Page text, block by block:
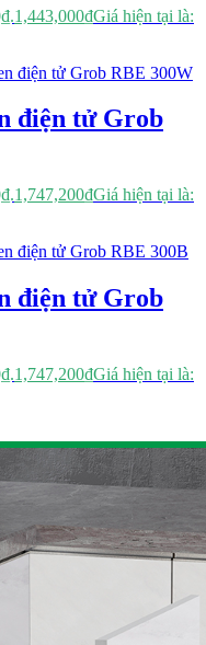
1,443,000₫Giá hiện tại là:
điện tử Grob
1,747,200₫Giá hiện tại là:
điện tử Grob
1,747,200₫Giá hiện tại là: